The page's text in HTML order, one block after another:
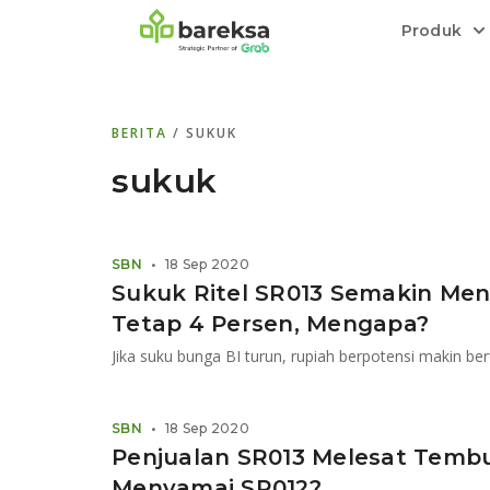
Produk
Transaksi cepat,
relatif stabil.
Menyediakan layanan manajemen
Informasi terkini dan tepercaya terkait
Kenali rekam jejak dan
BERITA / SUKUK
sukuk
Sukuk Ritel SR013 Semakin
Tetap 4 Persen, Mengapa?
Jika suku bunga BI turun, rupiah berpotensi makin
SBN • 18 Sep 2020
Penjualan SR013 Melesat
SBN • 18 Sep 2020